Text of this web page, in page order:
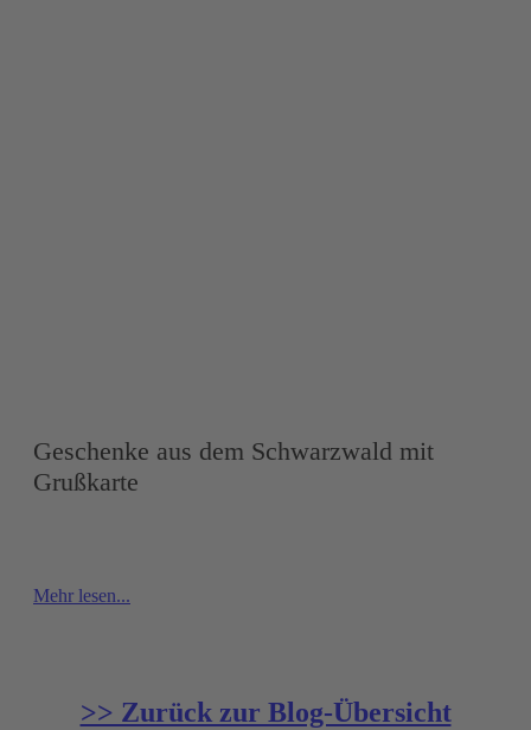
Geschenke aus dem Schwarzwald mit
Grußkarte
Mehr lesen...
>> Zurück zur Blog-Übersicht